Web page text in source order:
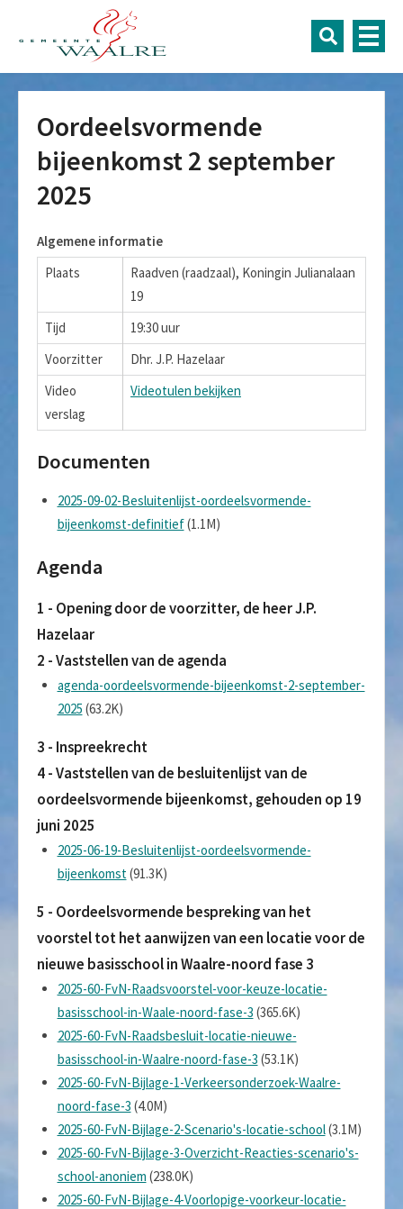
Oordeelsvormende
bijeenkomst 2 september
2025
Algemene informatie
Plaats
Raadven (raadzaal), Koningin Julianalaan
19
Tijd
19:30 uur
Voorzitter
Dhr. J.P. Hazelaar
Video
verslag
Videotulen bekijken
Documenten
2025-09-02-Besluitenlijst-oordeelsvormende-
bijeenkomst-definitief(1.1M)
Agenda
1 - Opening door de voorzitter, de heer J.P.
Hazelaar
2 - Vaststellen van de agenda
agenda-oordeelsvormende-bijeenkomst-2-september-
2025 (63.2K)
3 - Inspreekrecht
4 - Vaststellen van de besluitenlijst van de
oordeelsvormende bijeenkomst, gehouden op 19
juni 2025
2025-06-19-Besluitenlijst-oordeelsvormende-
bijeenkomst (91.3K)
5 - Oordeelsvormende bespreking van het
voorstel tot het aanwijzen van een locatie voor de
nieuwe basisschool in Waalre-noord fase 3
2025-60-FvN-Raadsvoorstel-voor-keuze-locatie-
basisschool-in-Waale-noord-fase-3 (365.6K)
2025-60-FvN-Raadsbesluit-locatie-nieuwe-
basisschool-in-Waalre-noord-fase-3 (53.1K)
2025-60-FvN-Bijlage-1-Verkeersonderzoek-Waalre-
noord-fase-3 (4.0M)
2025-60-FvN-Bijlage-2-Scenario's-locatie-school(3.1M)
2025-60-FvN-Bijlage-3-Overzicht-Reacties-scenario's-
school-anoniem (238.0K)
2025-60-FvN-Bijlage-4-Voorlopige-voorkeur-locatie-